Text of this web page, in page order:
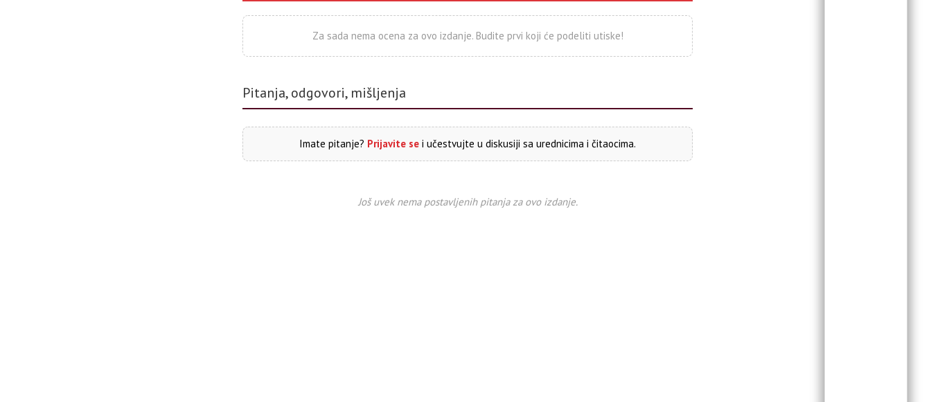
Za sada nema ocena za ovo izdanje. Budite prvi koji će podeliti utiske!
Pitanja, odgovori, mišljenja
Imate pitanje? Prijavite se i učestvujte u diskusiji sa urednicima i čitaocima.
Još uvek nema postavljenih pitanja za ovo izdanje.